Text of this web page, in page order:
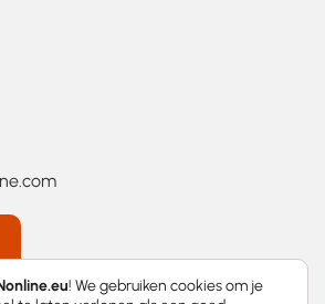
! We gebruiken cookies om je